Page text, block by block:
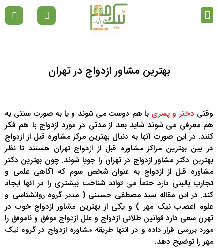
بهترین مشاور ازدواج در تهران
وقتی دختر و پسری با هم دوست می شوند و یا به صورت سنتی به
هم معرفی می شوند شاید بعد از مدتی در مورد ازدواج با هم فکر
کنند. در این صورت آنها به دنبال بهترین مرکز مشاوره قبل از ازدواج
در بین بهترین مراکز مشاوره قبل از ازدواج تهران هستند تا نظر
بهترین دکتر مشاور ازدواج در تهران را جویا شوند. چون بهترین دکتر
مشاوره قبل از ازدواج به عنوان شخص سوم که آگاهی علمی و
تجارب بالینی دارد حتماً می تواند شناخت بیشتری را در آنها ایجاد
کند. در این مقاله سید مصطفی حسینی ( مدیر گروه روانشناسی و
علوم اعصاب نیک مهر ) و یکی از بهترین مشاور ازدواج خوب در
تهرن سعی دارد قوانین طلائی ازدواج و علل ازدواج موفق و ناموفق را
مورد بررسی قرار داده و در انتها طریقه مشاوره ازدواج در گروه نیک
مهر را توضیح دهد.